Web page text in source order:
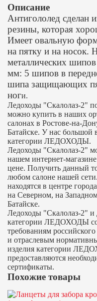
Описание
Антигололед сделан
резины, которая
Имеет овальную
на пятку и на носок.
металлических
мм: 5 шипов в
шипа защищающих
ноги.
Ледоходы "Скалолаз-2"
можно купить в наших
салонах в Ростове-на-
Батайске. У нас большой
категории ЛЕДОХОДЫ.
Ледоходы "Скалолаз-2"
нашем интернет-
цене. Получить данный
любом салоне нашей
находятся в центре
на Северном, на
Батайске.
Ледоходы "Скалолаз-2" и
категории ЛЕДОХОДЫ
требованиям российского
и отраслевым
изделия категории
предоставляются
сертификаты.
Похожие товары